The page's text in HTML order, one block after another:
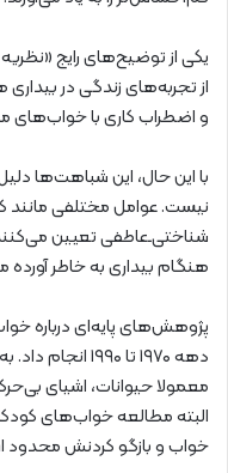
یکی از توضیح‌های رایج
از تجربه‌های زندگی در
و اضطراب کاری با خواب‌های
با این حال، این شباهت‌ها
نیست. عوامل مختلفی مانند
شناختی‌ـ‌عاطفی تعیین
هنگام بیداری به خاطر
پژوهش‌های پایه‌ای درباره
دهه ۱۹۷۰ تا
معمولا حیوانات، اشیای
البته مطالعه خواب‌های
خواب و بازگو کردنش محدود